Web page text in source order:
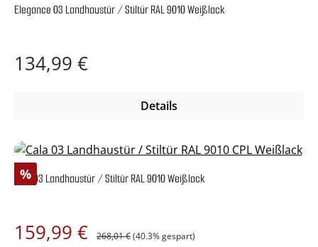
Elegance 03 Landhaustür / Stiltür RAL 9010 Weißlack
Regulärer Preis:
134,99 €
Details
Rabatt
%
Cala 03 Landhaustür / Stiltür RAL 9010 Weißlack
Verkaufspreis:
159,99 €
268,01 €(40.3% gespart)